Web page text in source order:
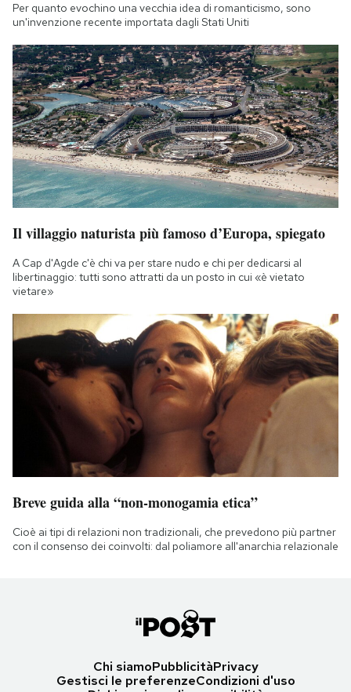
Per quanto evochino una vecchia idea di romanticismo, sono
un'invenzione recente importata dagli Stati Uniti
Il villaggio naturista più famoso d’Europa, spiegato
A Cap d'Agde c'è chi va per stare nudo e chi per dedicarsi al
libertinaggio: tutti sono attratti da un posto in cui «è vietato
vietare»
Breve guida alla “non-monogamia etica”
Cioè ai tipi di relazioni non tradizionali, che prevedono più partner
con il consenso dei coinvolti: dal poliamore all'anarchia relazionale
Chi siamoPubblicitàPrivacy
Gestisci le preferenzeCondizioni d'uso